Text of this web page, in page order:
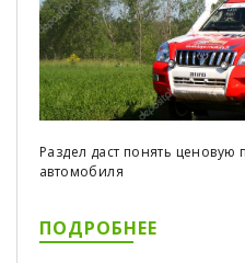
Раздел даст понять ценовую
автомобиля
ПОДРОБНЕЕ